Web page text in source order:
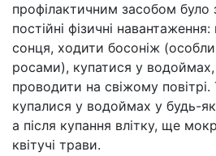
профілактичним засобом було
постійні фізичні
сонця, ходити босоніж
росами), купатися у водоймах,
проводити на свіжому
купалися у водоймах у будь-
а після купання влітку, ще
квітучі трави.